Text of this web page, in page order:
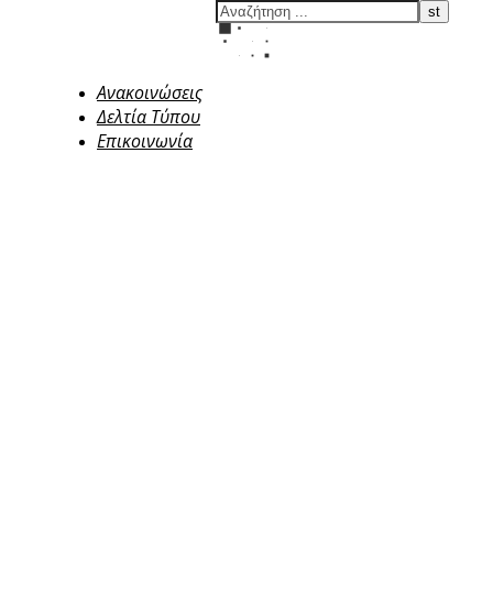
Ανακοινώσεις
Δελτία Τύπου
Επικοινωνία